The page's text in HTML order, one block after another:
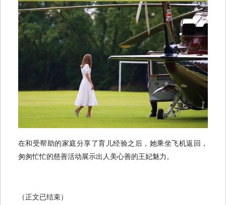
在和受帮助的家庭分享了育儿经验之后，她乘坐飞机返回，
匆匆忙忙的慈善活动展示出人美心善的王妃魅力。
（正文已结束）